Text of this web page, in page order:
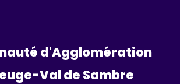
d'Agglomération
Val de Sambre